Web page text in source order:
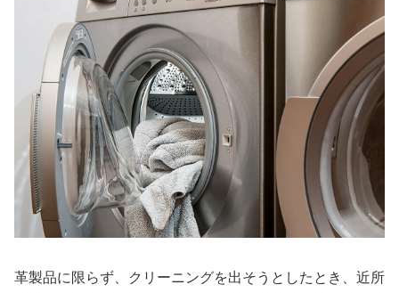
革製品に限らず、クリーニングを出そうとしたとき、近所